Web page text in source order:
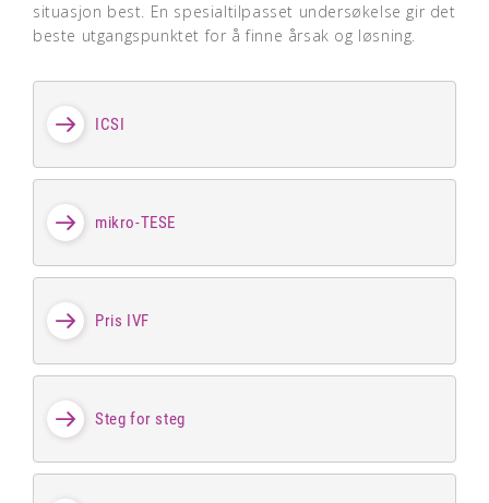
situasjon best. En spesialtilpasset undersøkelse gir det
beste utgangspunktet for å finne årsak og løsning.
ICSI
mikro-TESE
Pris IVF
Steg for steg